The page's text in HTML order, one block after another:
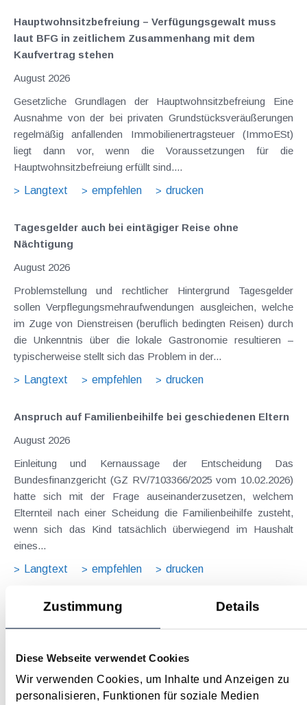
Zustimmung Details
Diese Webseite verwendet Cookies
Wir verwenden Cookies, um Inhalte und Anzeigen zu
personalisieren, Funktionen für soziale Medien
Hauptwohnsitz​­befreiung – Verfügungsgewalt muss
laut BFG in zeitlichem Zusammenhang mit dem
Kaufvertrag stehen
August 2026
Gesetzliche Grundlagen der Hauptwohnsitzbefreiung Eine
Ausnahme von der bei privaten Grundstücksveräußerungen
regelmäßig anfallenden Immobilienertragsteuer (ImmoESt)
liegt dann vor, wenn die Voraussetzungen für die
Hauptwohnsitzbefreiung erfüllt sind....
Langtext
empfehlen drucken
Tagesgelder auch bei eintägiger Reise ohne
Nächtigung
August 2026
Problemstellung und rechtlicher Hintergrund Tagesgelder
sollen Verpflegungsmehraufwendungen ausgleichen, welche
im Zuge von Dienstreisen (beruflich bedingten Reisen) durch
die Unkenntnis über die lokale Gastronomie resultieren –
typischerweise stellt sich das Problem in der...
Langtext
empfehlen drucken
Anspruch auf Familienbeihilfe bei geschiedenen Eltern
August 2026
Einleitung und Kernaussage der Entscheidung Das
Bundesfinanzgericht (GZ RV/7103366/2025 vom 10.02.2026)
hatte sich mit der Frage auseinanderzusetzen, welchem
Elternteil nach einer Scheidung die Familienbeihilfe zusteht,
wenn sich das Kind tatsächlich überwiegend im Haushalt
eines...
Langtext
empfehlen drucken
Suche im Archiv
Suche nach Datum
Suche in Schlagwortliste